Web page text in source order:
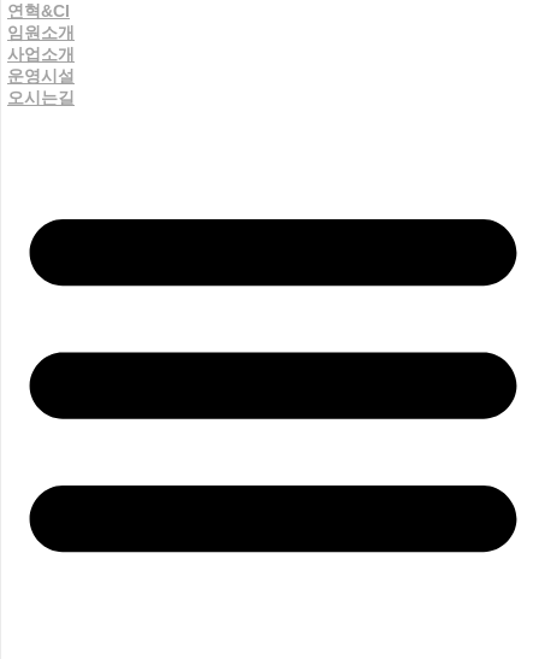
연혁&CI
임원소개
사업소개
운영시설
오시는길